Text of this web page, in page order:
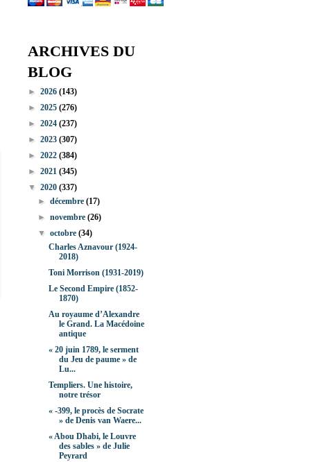
ARCHIVES DU
BLOG
► 2026 (143)
► 2025 (276)
► 2024 (237)
► 2023 (307)
► 2022 (384)
► 2021 (345)
▼ 2020 (337)
►décembre(17)
►novembre(26)
▼octobre(34)
Charles Aznavour (1924-
2018)
Toni Morrison (1931-2019)
Le Second Empire (1852-
1870)
Au royaume d’Alexandre
le Grand. La Macédoine
antique
« 20 juin 1789, le serment
du Jeu de paume » de
Lu...
Templiers. Une histoire,
notre trésor
« -399, le procès de Socrate
» de Denis van Waere...
« Abou Dhabi, le Louvre
des sables » de Julie
Peyrard